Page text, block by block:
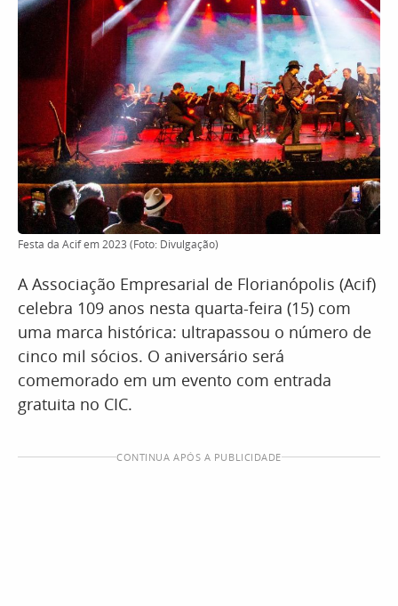
Festa da Acif em 2023 (Foto: Divulgação)
A Associação Empresarial de Florianópolis (Acif)
celebra 109 anos nesta quarta-feira (15) com
uma marca histórica: ultrapassou o número de
cinco mil sócios. O aniversário será
comemorado em um evento com entrada
gratuita no CIC.
CONTINUA APÓS A PUBLICIDADE